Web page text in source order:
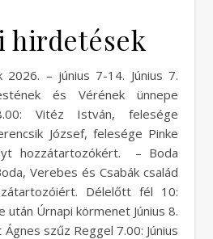
hirdetések
és Vérének ünnepe
Vitéz István, felesége
József, felesége Pinke
hozzátartozókért. – Boda
Verebes és Csabák család
Délelőtt fél 10:
után Úrnapi körmenet Június 8.
szűz Reggel 7.00: Június